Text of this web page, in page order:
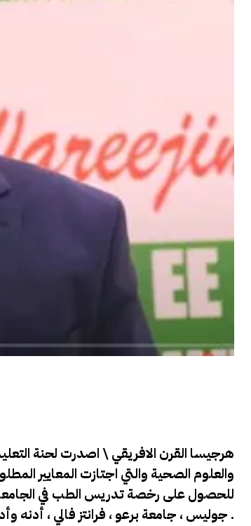
هرجيسا القرن الافريقي \ اصدرت لحنة
والعلوم الصحية والتي اجتازت المعايير
للحصول على رخصة تدريس الطب في
جوليس ، جامعة برعو ، فرانتز فالي ، أدنه وأدل .